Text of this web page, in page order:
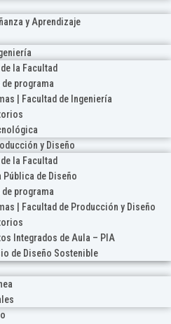
y Aprendizaje
la Facultad
de programa
| Facultad de Ingeniería
y Diseño
la Facultad
Pública de Diseño
de programa
| Facultad de Producción y Diseño
Integrados de Aula – PIA
de Diseño Sostenible